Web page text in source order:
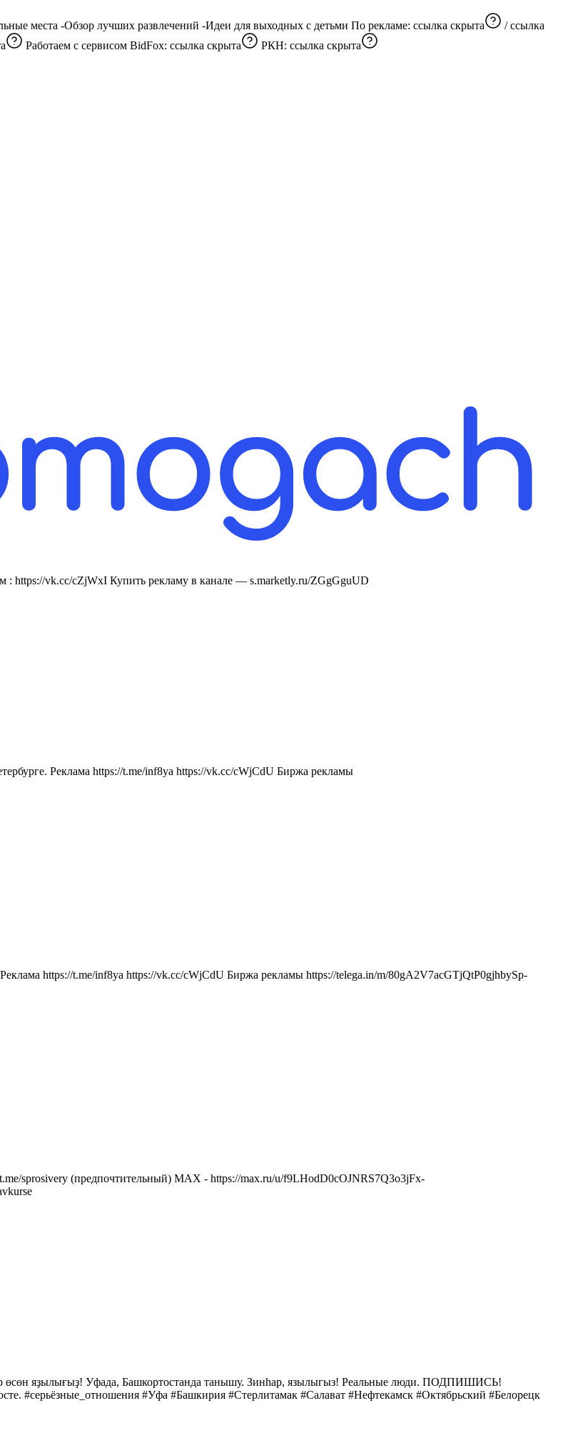
Этот канал настоящая карта приключений для детей -Интересные и увлекательные места -Обзор лучших развлечений -Идеи для выходных с детьми По рекламе: ссылка скрыта /ссылка
Работаем с сервисом BidFox: ссылка скрыта РКН: ссылка скрыта
vk.cc/cZjWxI Купить рекламу в канале — s.marketly.ru/ZGgGguUD
Реклама https://t.me/inf8ya https://vk.cc/cWjCdU Биржа рекламы
https://t.me/inf8ya https://vk.cc/cWjCdU Биржа рекламы https://telega.in/m/80gA2V7acGTjQtP0gjhbySp-
sprosivery (предпочтительный) МАХ - https://max.ru/u/f9LHodD0cOJNRS7Q3o3jFx-
өсөн яҙылығыҙ! Уфада, Башкортостанда танышу. Зинһар, язылыгыз! Реальные люди. ПОДПИШИСЬ!
#Уфа #Башкирия #Стерлитамак #Салават #Нефтекамск #Октябрьский #Белорецк